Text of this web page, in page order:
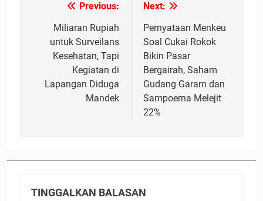
NavigasiPrevious:
Miliaran Rupiah
untuk Surveilans
Kesehatan, Tapi
Kegiatan di
Lapangan Diduga
Mandek
Next:
Pernyataan Menkeu
Soal Cukai Rokok
Bikin Pasar
Bergairah, Saham
Gudang Garam dan
Sampoerna Melejit
22%
TINGGALKAN BALASAN